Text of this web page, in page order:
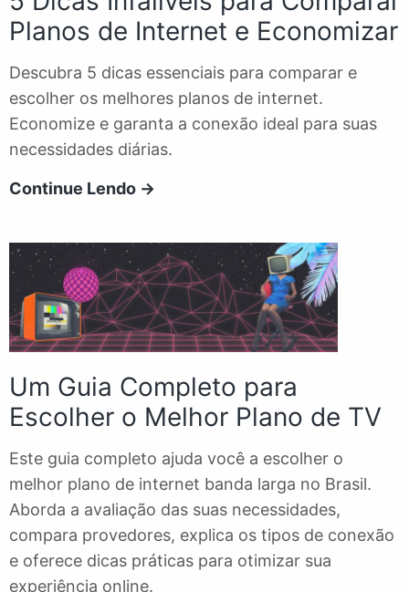
Planos de Internet e Economizar
Descubra 5 dicas essenciais para comparar e
escolher os melhores planos de internet.
Economize e garanta a conexão ideal para suas
necessidades diárias.
Continue Lendo →
Infalíveis
para
Comparar
Planos
de
e
Economizar
Um Guia Completo para
Escolher o Melhor Plano de TV
Este guia completo ajuda você a escolher o
melhor plano de internet banda larga no Brasil.
Aborda a avaliação das suas necessidades,
compara provedores, explica os tipos de conexão
e oferece dicas práticas para otimizar sua
experiência online.